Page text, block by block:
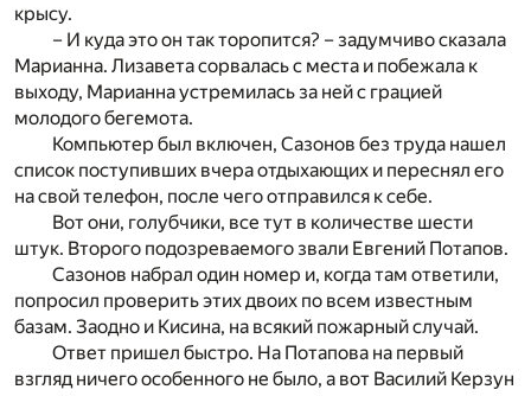
крысу.
– И куда это он так торопится? – задумчиво сказала
Марианна. Лизавета сорвалась с места и побежала к
выходу, Марианна устремилась за ней с грацией
молодого бегемота.
Компьютер был включен, Сазонов без труда нашел
список поступивших вчера отдыхающих и переснял его
на свой телефон, после чего отправился к себе.
Вот они, голубчики, все тут в количестве шести
штук. Второго подозреваемого звали Евгений Потапов.
Сазонов набрал один номер и, когда там ответили,
попросил проверить этих двоих по всем известным
базам. Заодно и Кисина, на всякий пожарный случай.
Ответ пришел быстро. На Потапова на первый
взгляд ничего особенного не было, а вот Василий Керзун